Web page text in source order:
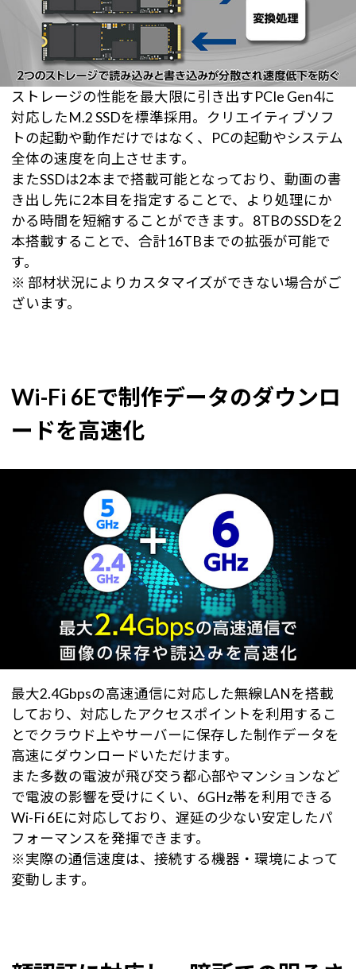
ストレージの性能を最大限に引き出すPCIe Gen4に
対応したM.2 SSDを標準採用。クリエイティブソフ
トの起動や動作だけではなく、PCの起動やシステム
全体の速度を向上させます。
またSSDは2本まで搭載可能となっており、動画の書
き出し先に2本目を指定することで、より処理にか
かる時間を短縮することができます。8TBのSSDを2
本搭載することで、合計16TBまでの拡張が可能で
す。
※ 部材状況によりカスタマイズができない場合がご
ざいます。
Wi-Fi 6Eで制作データのダウンロ
ードを高速化
最大2.4Gbpsの高速通信に対応した無線LANを搭載
しており、対応したアクセスポイントを利用するこ
とでクラウド上やサーバーに保存した制作データを
高速にダウンロードいただけます。
また多数の電波が飛び交う都心部やマンションなど
で電波の影響を受けにくい、6GHz帯を利用できる
Wi-Fi 6Eに対応しており、遅延の少ない安定したパ
フォーマンスを発揮できます。
※実際の通信速度は、接続する機器・環境によって
変動します。